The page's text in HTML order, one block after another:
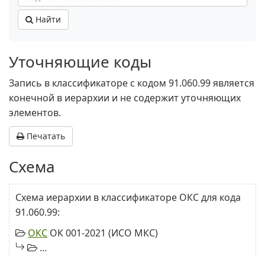
Найти
Уточняющие коды
Запись в классификаторе с кодом 91.060.99 является
конечной в иерархии и не содержит уточняющих
элементов.
Печатать
Схема
Схема иерархии в классификаторе ОКС для кода
91.060.99:
ОКС ОК 001-2021 (ИСО МКС)
...